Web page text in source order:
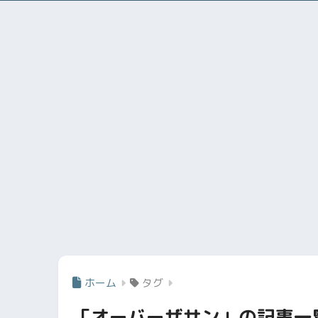
ホーム タグ